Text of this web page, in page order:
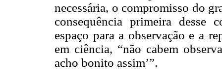
necessária, o compromisso do
consequência primeira desse
espaço para a observação e a
em ciência, “não cabem
acho bonito assim’”.